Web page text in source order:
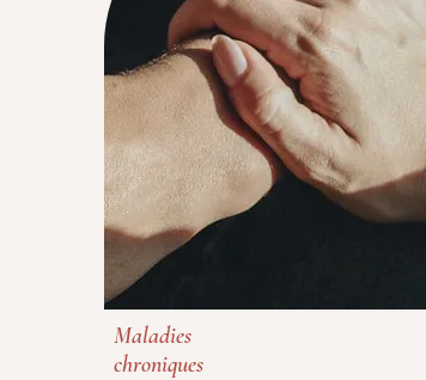
Maladies
chroniques